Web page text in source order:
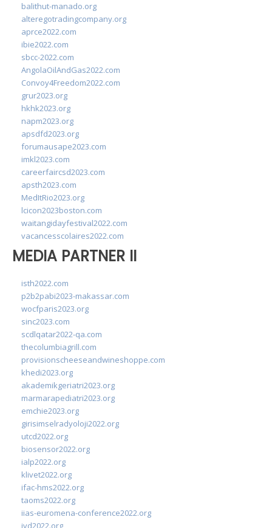
balithut-manado.org
alteregotradingcompany.org
aprce2022.com
ibie2022.com
sbcc-2022.com
AngolaOilAndGas2022.com
Convoy4Freedom2022.com
grur2023.org
hkhk2023.org
napm2023.org
apsdfd2023.org
forumausape2023.com
imkl2023.com
careerfaircsd2023.com
apsth2023.com
MedItRio2023.org
lcicon2023boston.com
waitangidayfestival2022.com
vacancesscolaires2022.com
MEDIA PARTNER II
isth2022.com
p2b2pabi2023-makassar.com
wocfparis2023.org
sinc2023.com
scdlqatar2022-qa.com
thecolumbiagrill.com
provisionscheeseandwineshoppe.com
khedi2023.org
akademikgeriatri2023.org
marmarapediatri2023.org
emchie2023.org
girisimselradyoloji2022.org
utcd2022.org
biosensor2022.org
ialp2022.org
klivet2022.org
ifac-hms2022.org
taoms2022.org
iias-euromena-conference2022.org
ivd2022.org